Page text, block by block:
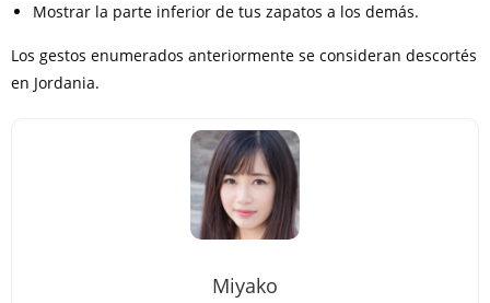
Mostrar la parte inferior de tus zapatos a los demás.
Los gestos enumerados anteriormente se consideran descortés
en Jordania.
Miyako